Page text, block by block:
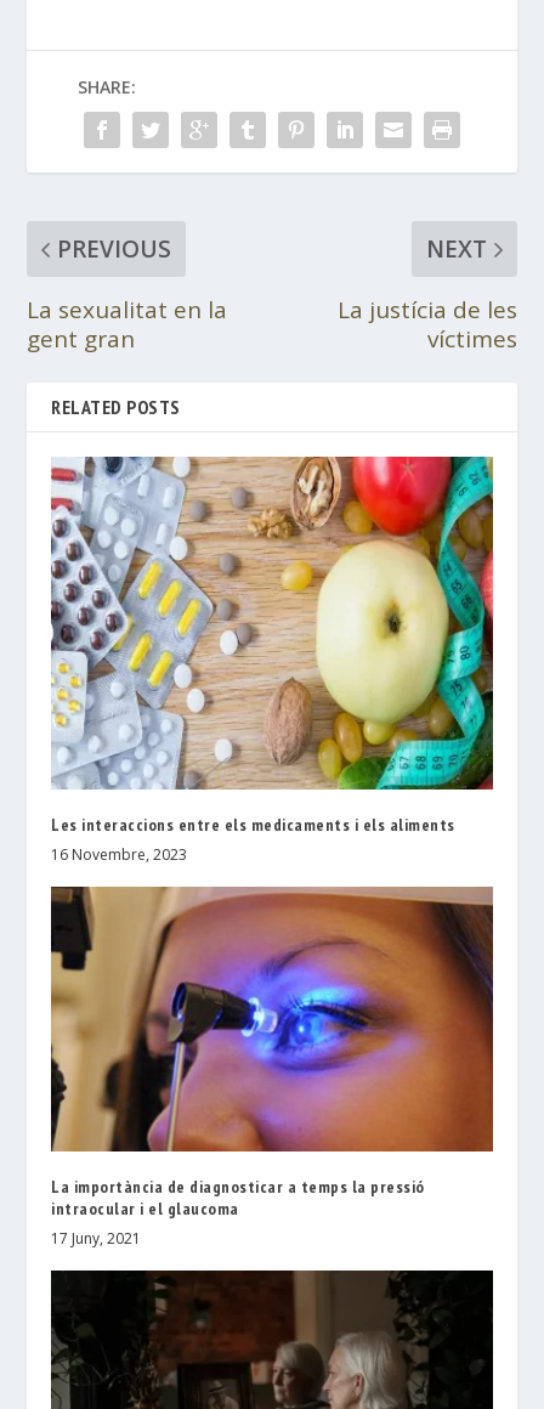
SHARE:
PREVIOUS
La sexualitat en la
gent gran
NEXT
La justícia de les
víctimes
RELATED POSTS
Les interaccions entre els medicaments i els aliments
16 Novembre, 2023
La importància de diagnosticar a temps la pressió
intraocular i el glaucoma
17 Juny, 2021